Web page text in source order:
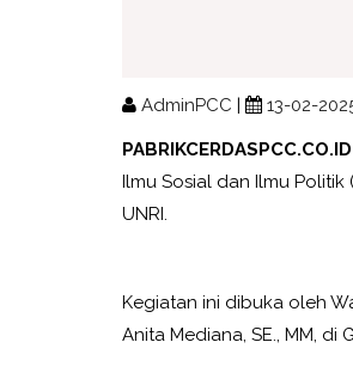
AdminPCC | 13-02-
Ilmu Sosial dan Ilmu Politik
UNRI.
Kegiatan ini dibuka oleh
Anita Mediana, SE., MM, di